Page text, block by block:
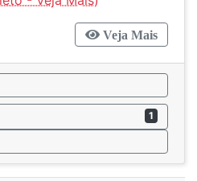
Veja Mais
1